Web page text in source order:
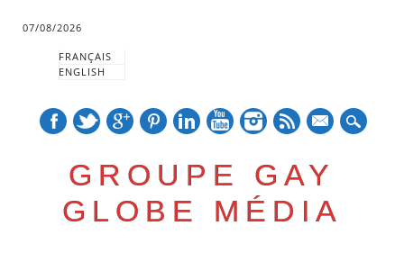
07/08/2026
FRANÇAIS
ENGLISH
GROUPE GAY
GLOBE MÉDIA